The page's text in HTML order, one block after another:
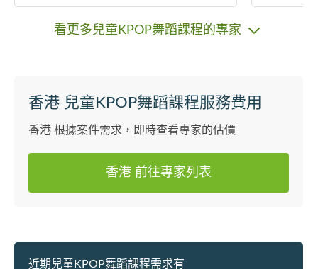
期間深究剪輯、上字幕及配上音效特
效等知識。期待與大家合作！
快樂。我
看更多兒童KPOP舞蹈課程的專家
香港 兒童KPOP舞蹈課程服務費用
香港 根據案件需求，即時查看專家的估價
香港 前往專家列表
近期兒童KPOP舞蹈課程需求有